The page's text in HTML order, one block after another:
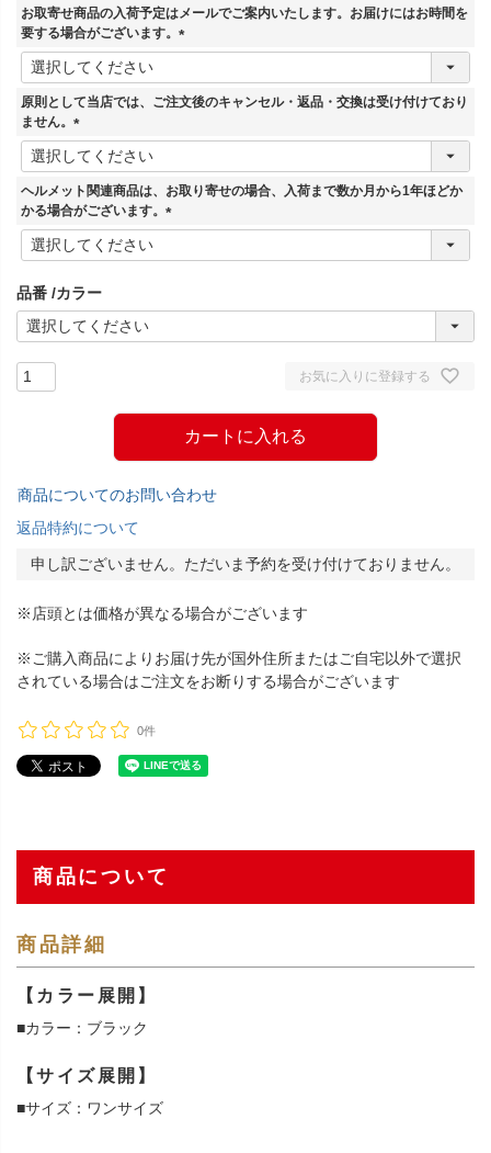
お取寄せ商品の入荷予定はメールでご案内いたします。お届けにはお時間を
要する場合がございます。
(
須
原則として当店では、ご注文後のキャンセル・返品・交換は受け付けており
ません。
(
必
須
)
ヘルメット関連商品は、お取り寄せの場合、入荷まで数か月から1年ほどか
かる場合がございます。
(
品番 カラー
お気に入りに登録する
カートに入れる
商品についてのお問い合わせ
返品特約について
申し訳ございません。ただいま予約を受け付けておりません。
※店頭とは価格が異なる場合がございます
※ご購入商品によりお届け先が国外住所またはご自宅以外で選択
されている場合はご注文をお断りする場合がございます
0件
商品について
商品詳細
【カラー展開】
■カラー：ブラック
【サイズ展開】
■サイズ：ワンサイズ